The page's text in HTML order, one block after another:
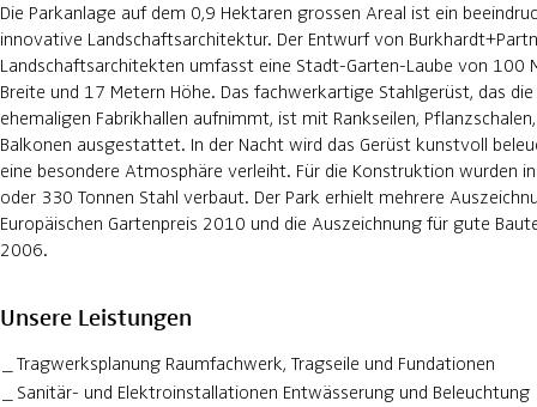
Die Parkanlage auf dem 0,9 Hektaren grossen Areal ist ein
innovative Landschaftsarchitektur. Der Entwurf von
Landschaftsarchitekten umfasst eine Stadt-Garten-Laube von 100
Breite und 17 Metern Höhe. Das fachwerkartige Stahlgerüst, das
ehemaligen Fabrikhallen aufnimmt, ist mit Rankseilen,
Balkonen ausgestattet. In der Nacht wird das Gerüst kunstvoll
eine besondere Atmosphäre verleiht. Für die Konstruktion wurden
oder 330 Tonnen Stahl verbaut. Der Park erhielt mehrere
Europäischen Gartenpreis 2010 und die Auszeichnung für gute
2006.
Unsere Leistungen
Tragwerksplanung Raumfachwerk, Tragseile und Fundationen
Sanitär- und Elektroinstallationen Entwässerung und Beleuchtung